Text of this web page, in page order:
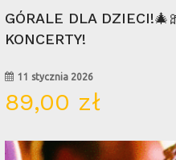
GÓRALE DLA
KONCERTY!
11 stycznia 2026
89,00 zł